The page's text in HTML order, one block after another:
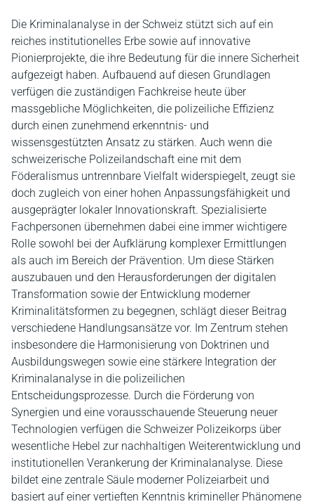
Die Kriminalanalyse in der Schweiz stützt sich auf ein
reiches institutionelles Erbe sowie auf innovative
Pionierprojekte, die ihre Bedeutung für die innere Sicherheit
aufgezeigt haben. Aufbauend auf diesen Grundlagen
verfügen die zuständigen Fachkreise heute über
massgebliche Möglichkeiten, die polizeiliche Effizienz
durch einen zunehmend erkenntnis- und
wissensgestützten Ansatz zu stärken. Auch wenn die
schweizerische Polizeilandschaft eine mit dem
Föderalismus untrennbare Vielfalt widerspiegelt, zeugt sie
doch zugleich von einer hohen Anpassungsfähigkeit und
ausgeprägter lokaler Innovationskraft. Spezialisierte
Fachpersonen übernehmen dabei eine immer wichtigere
Rolle sowohl bei der Aufklärung komplexer Ermittlungen
als auch im Bereich der Prävention. Um diese Stärken
auszubauen und den Herausforderungen der digitalen
Transformation sowie der Entwicklung moderner
Kriminalitätsformen zu begegnen, schlägt dieser Beitrag
verschiedene Handlungsansätze vor. Im Zentrum stehen
insbesondere die Harmonisierung von Doktrinen und
Ausbildungswegen sowie eine stärkere Integration der
Kriminalanalyse in die polizeilichen
Entscheidungsprozesse. Durch die Förderung von
Synergien und eine vorausschauende Steuerung neuer
Technologien verfügen die Schweizer Polizeikorps über
wesentliche Hebel zur nachhaltigen Weiterentwicklung und
institutionellen Verankerung der Kriminalanalyse. Diese
bildet eine zentrale Säule moderner Polizeiarbeit und
basiert auf einer vertieften Kenntnis krimineller Phänomene